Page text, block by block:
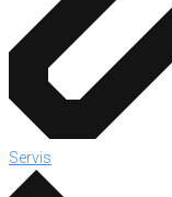
Servis